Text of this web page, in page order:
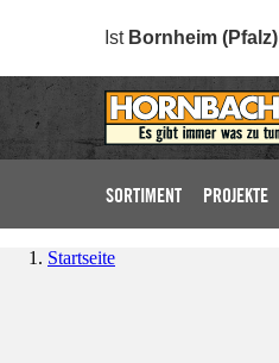
Ist Bornheim (Pfalz)
SORTIMENT PROJEKTE
Startseite